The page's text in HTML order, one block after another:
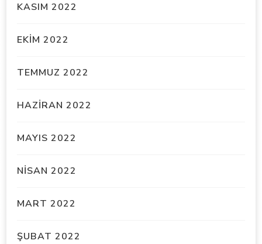
KASIM 2022
EKIM 2022
TEMMUZ 2022
HAZIRAN 2022
MAYIS 2022
NISAN 2022
MART 2022
ŞUBAT 2022